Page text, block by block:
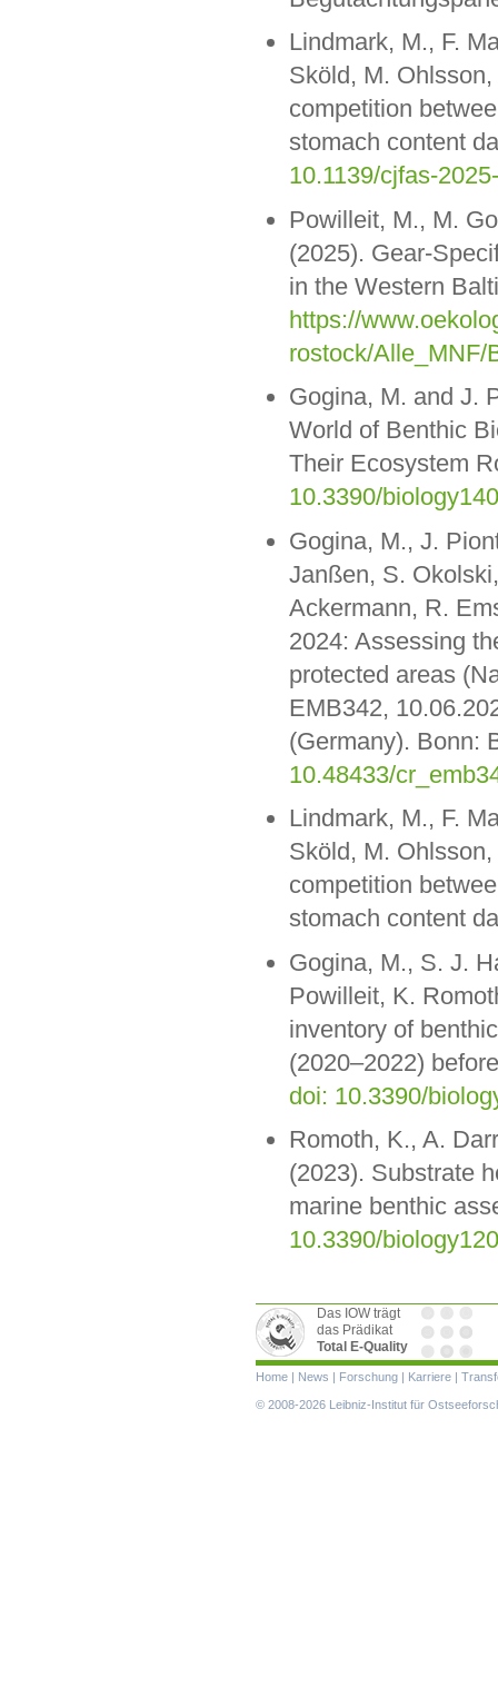
Lindmark, M., F.
Sköld, M.
competition
stomach content
10.1139/cjfas-
Powilleit, M., M.
(2025). Gear-
in the Western
https://
rostock/Alle_MNF/
Gogina, M. and J.
World of Benthic
Their Ecosystem
10.3390/
Gogina, M., J.
Janßen, S.
Ackermann, R.
2024: Assessing
protected areas
EMB342,
(Germany). Bonn:
10.48433/
Lindmark, M., F.
Sköld, M.
competition
stomach content
Gogina, M., S. J.
Powilleit, K.
inventory of
(2020–2022)
doi: 10.3390/
Romoth, K., A.
(2023). Substrate
marine benthic
10.3390/
Das IOW trägt
das Prädikat
Total E-Quality
Navigation
überspringen
Home | News | Forschung | Karriere |
© 2008-2026 Leibniz-Institut für